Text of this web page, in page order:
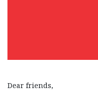
Dear friends,